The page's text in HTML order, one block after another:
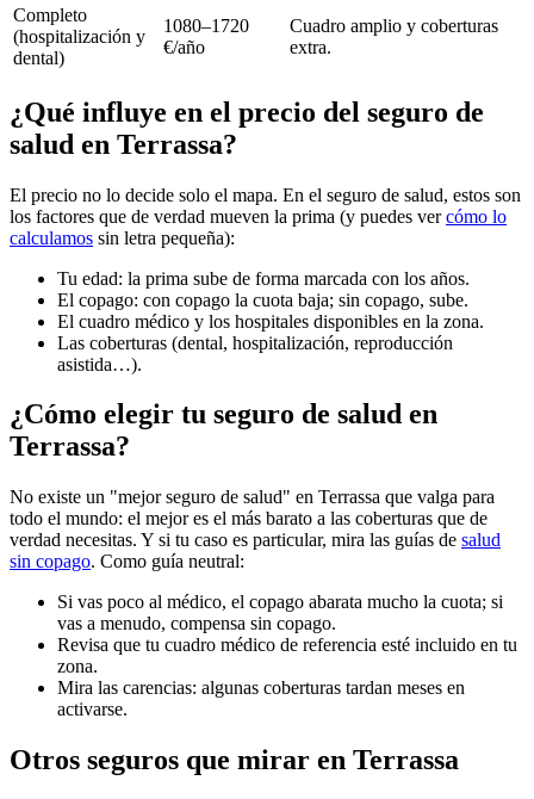
Completo
(hospitalización y
dental)
1080–1720
€/año
Cuadro amplio y coberturas
extra.
¿Qué influye en el precio del seguro de
salud en Terrassa?
El precio no lo decide solo el mapa. En el seguro de salud, estos son
los factores que de verdad mueven la prima (y puedes vercómo lo
calculamos sin letra pequeña):
Tu edad: la prima sube de forma marcada con los años.
El copago: con copago la cuota baja; sin copago, sube.
El cuadro médico y los hospitales disponibles en la zona.
Las coberturas (dental, hospitalización, reproducción
asistida…).
¿Cómo elegir tu seguro de salud en
Terrassa?
No existe un "mejor seguro de salud" en Terrassa que valga para
todo el mundo: el mejor es el más barato a las coberturas que de
verdad necesitas. Y si tu caso es particular, mira las guías de salud
sin copago. Como guía neutral:
Si vas poco al médico, el copago abarata mucho la cuota; si
vas a menudo, compensa sin copago.
Revisa que tu cuadro médico de referencia esté incluido en tu
zona.
Mira las carencias: algunas coberturas tardan meses en
activarse.
Otros seguros que mirar en Terrassa